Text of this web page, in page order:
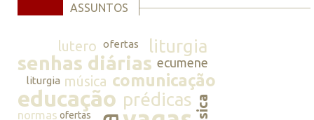
ASSUNTOS
lutero ofertas liturgia
senhas diárias ecumene
liturgia música comunicação
educação prédicas
normas ofertas